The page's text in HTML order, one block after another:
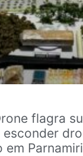
flagra
em